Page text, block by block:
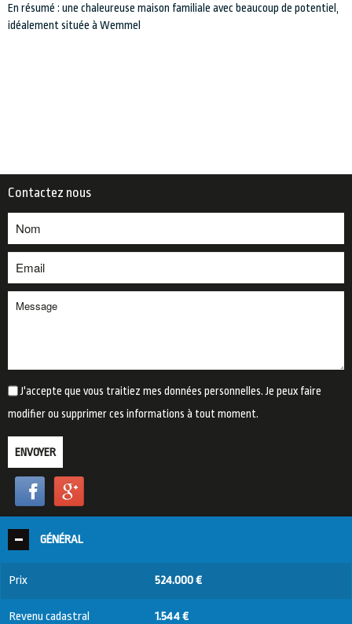
En résumé : une chaleureuse maison familiale avec beaucoup de potentiel,
idéalement située à Wemmel
Contactez nous
J'accepte que vous traitiez mes données personnelles. Je peux faire
modifier ou supprimer ces informations à tout moment.
ENVOYER
GÉNÉRAL
Prix 524.000 €
Revenu cadastral 1.544 €